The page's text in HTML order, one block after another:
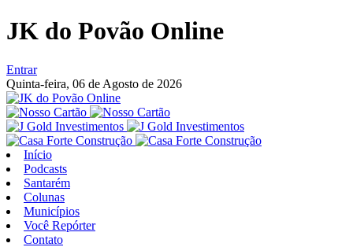
JK do Povão Online
Entrar
Quinta-feira, 06 de Agosto de 2026
Início
Podcasts
Santarém
Colunas
Municípios
Você Repórter
Contato